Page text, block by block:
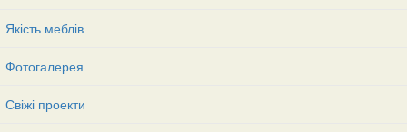
Якість меблів
Фотогалерея
Свіжі проекти